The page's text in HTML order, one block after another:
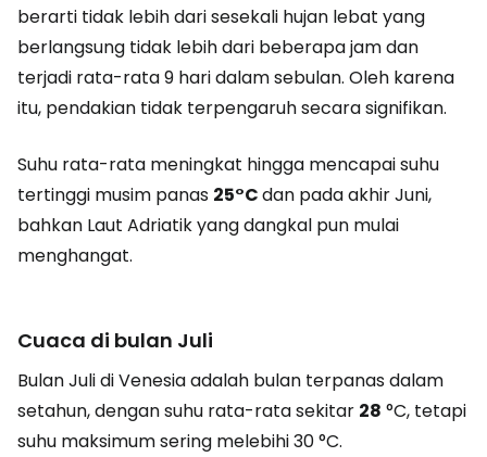
berarti tidak lebih dari sesekali hujan lebat yang
berlangsung tidak lebih dari beberapa jam dan
terjadi rata-rata 9 hari dalam sebulan. Oleh karena
itu, pendakian tidak terpengaruh secara signifikan.
Suhu rata-rata meningkat hingga mencapai suhu
tertinggi musim panas 25°Cdan pada akhir Juni,
bahkan Laut Adriatik yang dangkal pun mulai
menghangat.
Cuaca di bulan Juli
Bulan Juli di Venesia adalah bulan terpanas dalam
setahun, dengan suhu rata-rata sekitar 28 °C, tetapi
suhu maksimum sering melebihi 30 °C.